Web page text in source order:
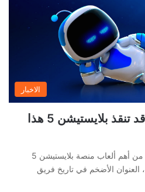
الاخبار
لعبة Astro Bot قد تنقذ بلايستيشن 5 هذا
هذا العام ستصدر واحدة من أهم ألعاب منصة بلايستيشن 5
القادمة وهي Astro Bot، العنوان الأضخم في تاريخ فريق